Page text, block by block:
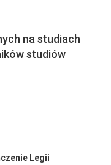
na studiach
studiów
Legii